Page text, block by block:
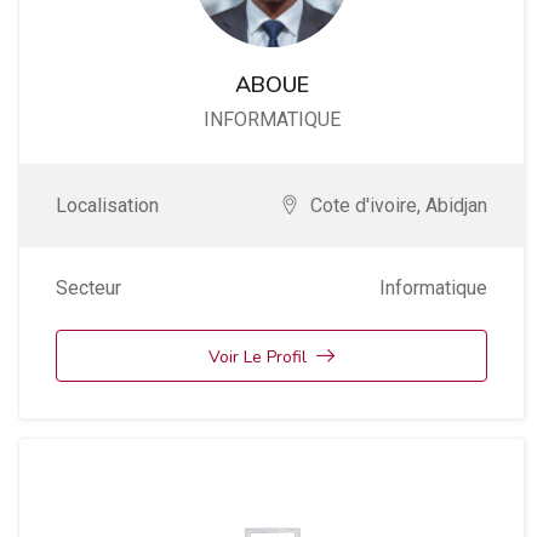
ABOUE
INFORMATIQUE
Localisation Cote d'ivoire, Abidjan
Secteur Informatique
Voir Le Profil